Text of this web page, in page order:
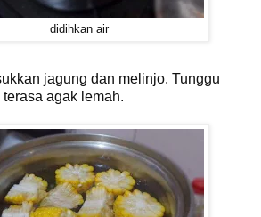
didihkan air
jagung dan melinjo. Tunggu
agak lemah.